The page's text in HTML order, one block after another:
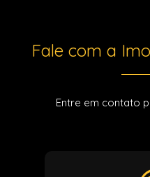
Fale com a
Entre em contato